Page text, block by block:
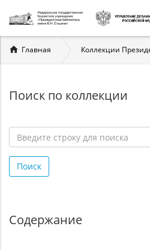
Вы
здесь
Главная Коллекции
Поиск по коллекции
строку
для
Поиск
Содержание